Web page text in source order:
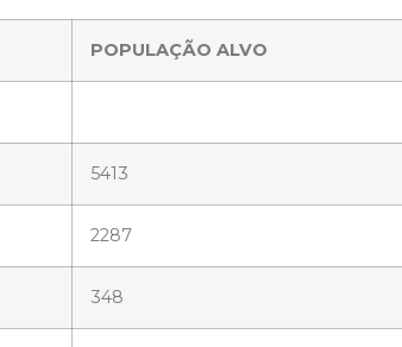
POPULAÇÃO ALVO
5413
2287
348